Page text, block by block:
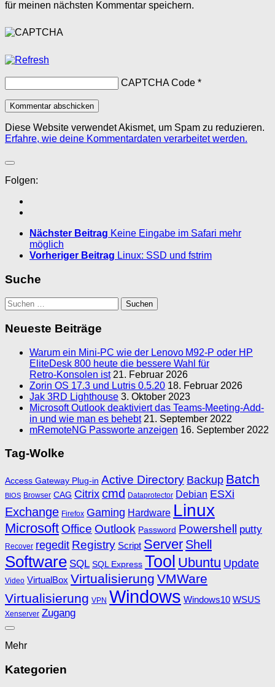
für meinen nächsten Kommentar speichern.
CAPTCHA Code *
Diese Website verwendet Akismet, um Spam zu reduzieren.
Erfahre, wie deine Kommentardaten verarbeitet werden.
Folgen:
Nächster Beitrag Keine Eingabe im Safari mehr
möglich
Vorheriger Beitrag Linux: SSD und fstrim
Suche
Suchen
nach:
Neueste Beiträge
Warum ein Mini‑PC wie der Lenovo M92‑P oder HP
EliteDesk 800 heute die bessere Wahl für
Retro‑Konsolen ist 21. Februar 2026
Zorin OS 17.3 und Lutris 0.5.20 18. Februar 2026
Jak 3RD Lighthouse 3. Oktober 2023
Microsoft Outlook deaktiviert das Teams-Meeting-Add-
in und wie man es behebt 21. September 2022
mRemoteNG Passworte anzeigen 16. September 2022
Tag-Wolke
Access Gateway Plug-in Active Directory Backup Batch
BIOS Browser CAG Citrix cmd Dataprotector Debian ESXi
Exchange Firefox Gaming Hardware Linux
Microsoft Office Outlook Password Powershell putty
Recover regedit Registry Script Server Shell
Software SQL SQL Express Tool Ubuntu Update
Video VirtualBox Virtualisierung VMWare
Virtualisierung VPN Windows Windows10 WSUS
Xenserver Zugang
Mehr
Kategorien